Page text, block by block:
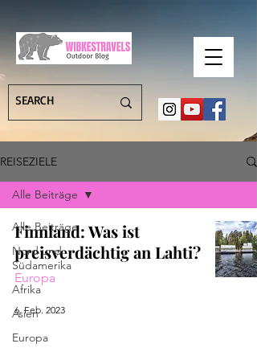
REISEZIELE
Alle Beiträge
Nord und
Südamerika
Afrika
Asien
Europa
Alle Beiträge
Finnland: Was ist
preisverdächtig an Lahti?
Europa
6. Feb. 2023